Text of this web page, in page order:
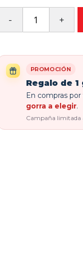
PROMOCIÓN
Regalo de 1
En compras
gorra a elegir.
Campaña limitada